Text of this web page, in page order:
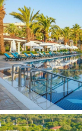
seifas numeryje,
numerių
grindys: laminatas
televizorius: yra
šlepetės yra
dušas yra
plaukų
oro
kondicionierius
individualus oro
mini baras
kasdien)